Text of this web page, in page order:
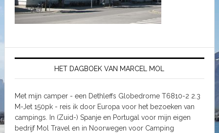
HET DAGBOEK VAN MARCEL MOL
Met mijn camper - een Dethleffs Globedrome T6810-2 2.3
M-Jet 150pk - reis ik door Europa voor het bezoeken van
campings. In (Zuid-) Spanje en Portugal voor mijn eigen
bedrijf Mol Travel en in Noorwegen voor Camping